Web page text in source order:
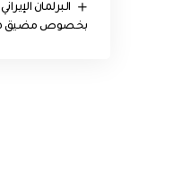
البرلمان
بخصوص مضيق